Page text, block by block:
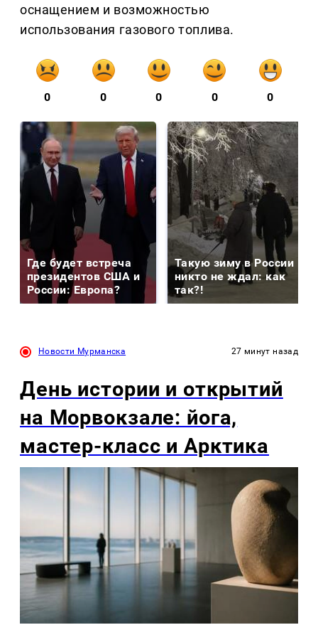
оснащением и возможностью
использования газового топлива.
0 0 0 0 0
Где будет встреча
президентов США и
России: Европа?
Такую зиму в России
никто не ждал: как
так?!
Новости Мурманска 27 минут назад
День истории и открытий
на Морвокзале: йога,
мастер-класс и Арктика